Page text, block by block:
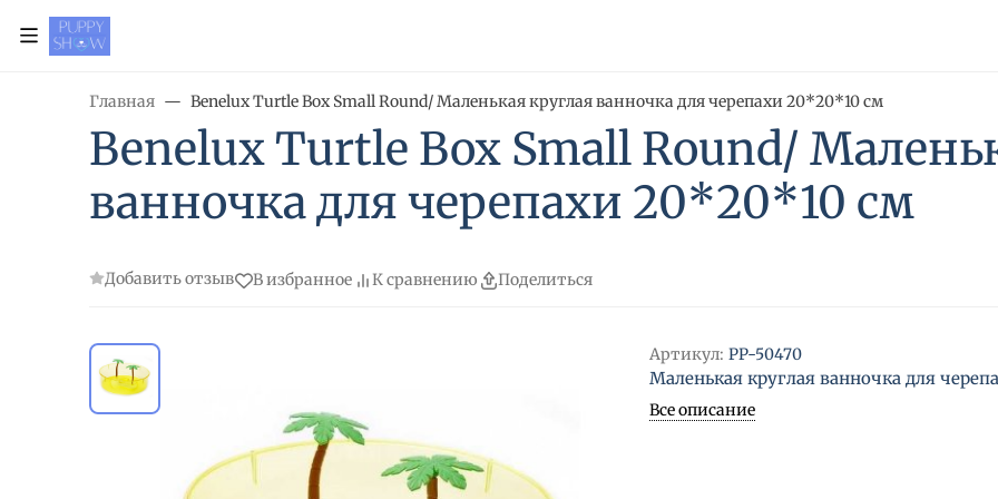
Главная Benelux Turtle Box Small Round/ Маленькая круглая ванночка для черепахи 20*20*10 см
Benelux Turtle Box Small Round/
ванночка для черепахи 20*20*10 см
Добавить отзыв В избранное К сравнению Поделиться
Артикул: PP-50470
Маленькая круглая ванночка для
Все описание